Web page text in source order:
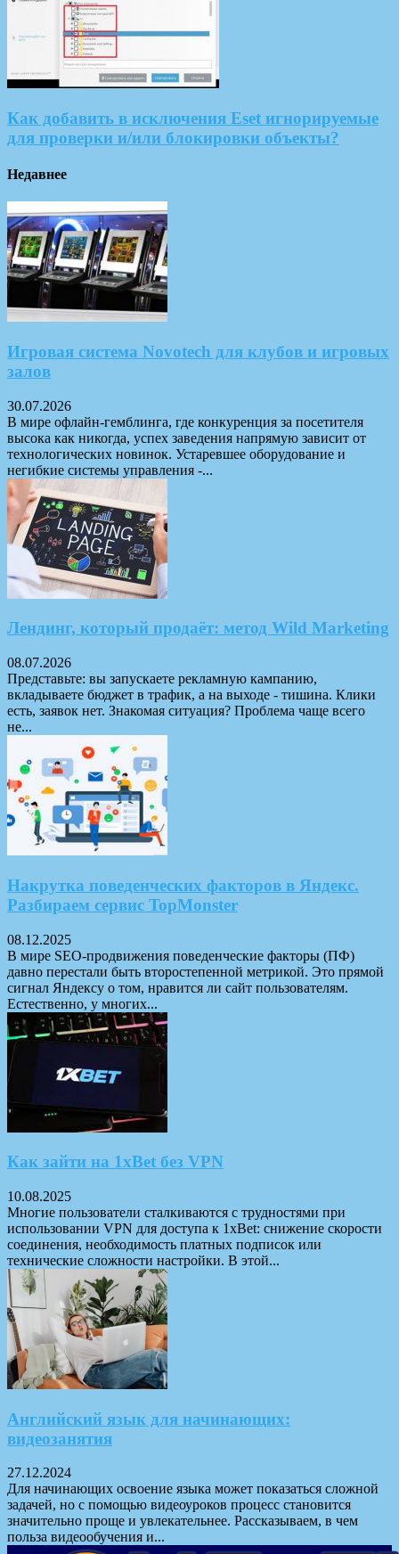
Как добавить в исключения Eset игнорируемые
для проверки и/или блокировки объекты?
Недавнее
Игровая система Novotech для клубов и игровых
залов
30.07.2026
В мире офлайн-гемблинга, где конкуренция за посетителя
высока как никогда, успех заведения напрямую зависит от
технологических новинок. Устаревшее оборудование и
негибкие системы управления -...
Лендинг, который продаёт: метод Wild Marketing
08.07.2026
Представьте: вы запускаете рекламную кампанию,
вкладываете бюджет в трафик, а на выходе - тишина. Клики
есть, заявок нет. Знакомая ситуация? Проблема чаще всего
не...
Накрутка поведенческих факторов в Яндекс.
Разбираем сервис TopMonster
08.12.2025
В мире SEO-продвижения поведенческие факторы (ПФ)
давно перестали быть второстепенной метрикой. Это прямой
сигнал Яндексу о том, нравится ли сайт пользователям.
Естественно, у многих...
Как зайти на 1xBet без VPN
10.08.2025
Многие пользователи сталкиваются с трудностями при
использовании VPN для доступа к 1xBet: снижение скорости
соединения, необходимость платных подписок или
технические сложности настройки. В этой...
Английский язык для начинающих:
видеозанятия
27.12.2024
Для начинающих освоение языка может показаться сложной
задачей, но с помощью видеоуроков процесс становится
значительно проще и увлекательнее. Рассказываем, в чем
польза видеообучения и...